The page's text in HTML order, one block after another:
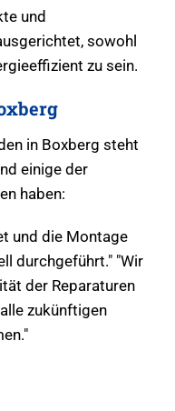
und
sowohl
zu sein.
in Boxberg steht
einige der
haben:
und die Montage
durchgeführt." "Wir
der Reparaturen
zukünftigen